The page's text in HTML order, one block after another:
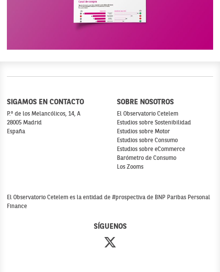
SIGAMOS EN CONTACTO
P.º de los Melancólicos, 14, A
28005 Madrid
España
SOBRE NOSOTROS
El Observatorio Cetelem
Estudios sobre Sostenibilidad
Estudios sobre Motor
Estudios sobre Consumo
Estudios sobre eCommerce
Barómetro de Consumo
Los Zooms
SÍGUENOS
El Observatorio Cetelem es la entidad de #prospectiva de BNP Paribas Personal
Finance